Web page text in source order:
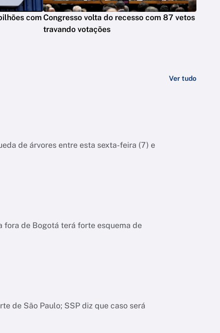
comCongresso volta do recesso com 87 vetos
travando votações
Ver tudo
de árvores entre esta sexta-feira (7) e
fora de Bogotá terá forte esquema de
de São Paulo; SSP diz que caso será